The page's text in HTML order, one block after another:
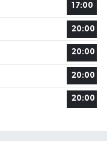
17:00
20:00
20:00
20:00
20:00